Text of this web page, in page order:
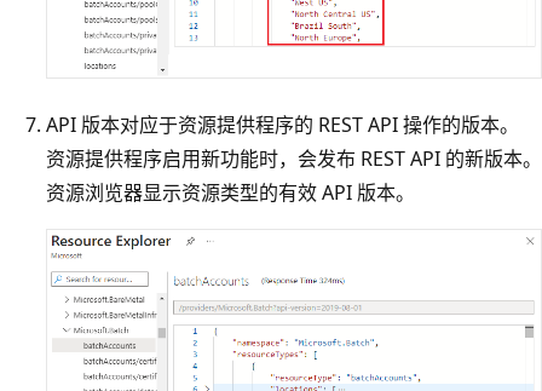
API 版本对应于资源提供程序的 REST API 操作的版本。
资源提供程序启用新功能时，会发布 REST API 的新版本。
资源浏览器显示资源类型的有效 API 版本。